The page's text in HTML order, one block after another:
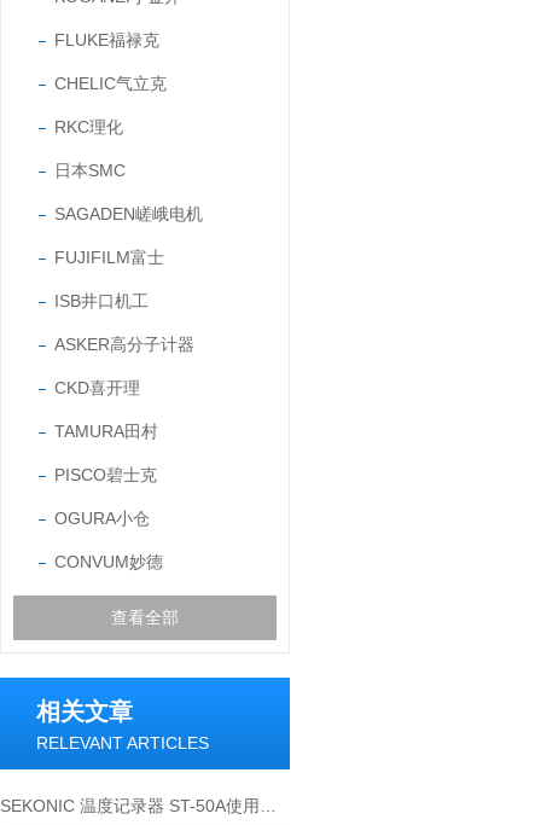
FLUKE福禄克
CHELIC气立克
RKC理化
日本SMC
SAGADEN嵯峨电机
FUJIFILM富士
ISB井口机工
ASKER高分子计器
CKD喜开理
TAMURA田村
PISCO碧士克
OGURA小仓
CONVUM妙德
查看全部
相关文章
RELEVANT ARTICLES